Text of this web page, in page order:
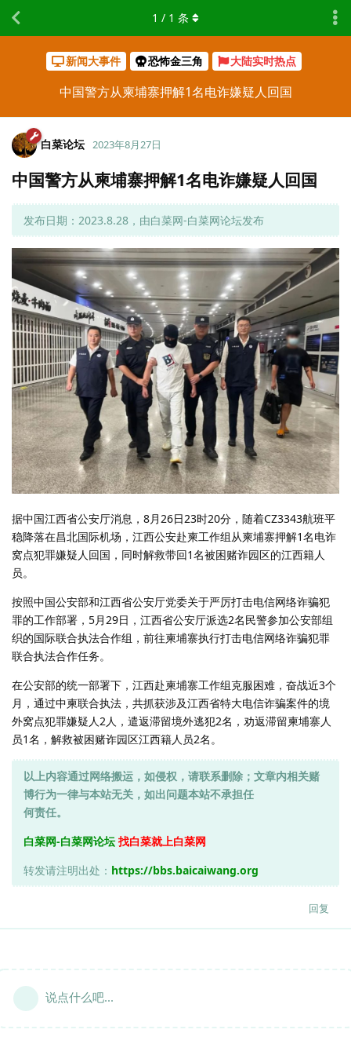
新闻大事件 恐怖金三角 大陆实时热点
中国警方从柬埔寨押解1名电诈嫌疑人回国
1 / 1 条
白菜论坛 2023年8月27日
中国警方从柬埔寨押解1名电诈嫌疑人回国
发布日期：2023.8.28，由白菜网-白菜网论坛发布
据中国江西省公安厅消息，8月26日23时20分，随着CZ3343航班平
稳降落在昌北国际机场，江西公安赴柬工作组从柬埔寨押解1名电诈
窝点犯罪嫌疑人回国，同时解救带回1名被困赌诈园区的江西籍人
员。
按照中国公安部和江西省公安厅党委关于严厉打击电信网络诈骗犯
罪的工作部署，5月29日，江西省公安厅派选2名民警参加公安部组
织的国际联合执法合作组，前往柬埔寨执行打击电信网络诈骗犯罪
联合执法合作任务。
在公安部的统一部署下，江西赴柬埔寨工作组克服困难，奋战近3个
月，通过中柬联合执法，共抓获涉及江西省特大电信诈骗案件的境
外窝点犯罪嫌疑人2人，遣返滞留境外逃犯2名，劝返滞留柬埔寨人
员1名，解救被困赌诈园区江西籍人员2名。
以上内容通过网络搬运，如侵权，请联系删除；文章内相关赌
博行为一律与本站无关，如出问题本站不承担任
何责任。
白菜网-白菜网论坛 找白菜就上白菜网
转发请注明出处： https://bbs.baicaiwang.org
回复
说点什么吧...